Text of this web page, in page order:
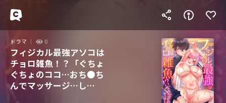
ドラマ 0
フィジカル最強アソコは
チョロ雑魚！？「ぐちょ
ぐちょのココ…おち●ち
んでマッサージ…し
て？」